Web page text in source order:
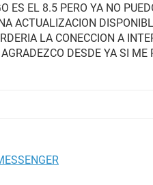
ES EL 8.5 PERO YA NO
ACTUALIZACION
LA CONECCION A
DESDE YA SI ME